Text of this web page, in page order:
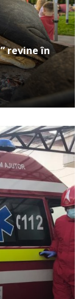
revine în